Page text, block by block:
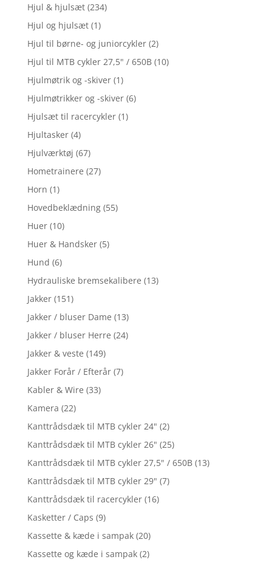
Hjul & hjulsæt (234)
Hjul og hjulsæt (1)
Hjul til børne- og juniorcykler (2)
Hjul til MTB cykler 27,5" / 650B (10)
Hjulmøtrik og -skiver (1)
Hjulmøtrikker og -skiver (6)
Hjulsæt til racercykler (1)
Hjultasker (4)
Hjulværktøj (67)
Hometrainere (27)
Horn (1)
Hovedbeklædning (55)
Huer (10)
Huer & Handsker (5)
Hund (6)
Hydrauliske bremsekalibere (13)
Jakker (151)
Jakker / bluser Dame (13)
Jakker / bluser Herre (24)
Jakker & veste (149)
Jakker Forår / Efterår (7)
Kabler & Wire (33)
Kamera (22)
Kanttrådsdæk til MTB cykler 24" (2)
Kanttrådsdæk til MTB cykler 26" (25)
Kanttrådsdæk til MTB cykler 27,5" / 650B (13)
Kanttrådsdæk til MTB cykler 29" (7)
Kanttrådsdæk til racercykler (16)
Kasketter / Caps (9)
Kassette & kæde i sampak (20)
Kassette og kæde i sampak (2)